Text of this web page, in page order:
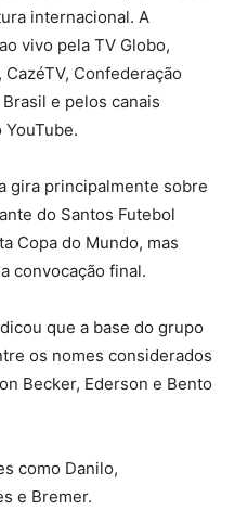
internacional. A
vivo pela TV Globo,
CazéTV, Confederação
e pelos canais
gira principalmente sobre
do Santos Futebol
Copa do Mundo, mas
convocação final.
que a base do grupo
os nomes considerados
Becker, Ederson e Bento
como Danilo,
e Bremer.